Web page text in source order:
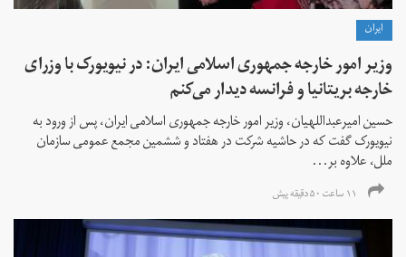
ايران
وزیر امور خارجه جمهوری اسلامی ایران: در نیویورک با وزرای
خارجه بریتانیا و فرانسه دیدار می‌کنم
حسین امیرعبداللهیان، وزیر امور خارجه جمهوری اسلامی ایران، پس از ورود به
نیویورک گفت که در حاشیه شرکت در هفتاد و ششمین مجمع عمومی سازمان
ملل، علاوه بر...
۱۱ ساعت ۵۰ دقیقه پیش